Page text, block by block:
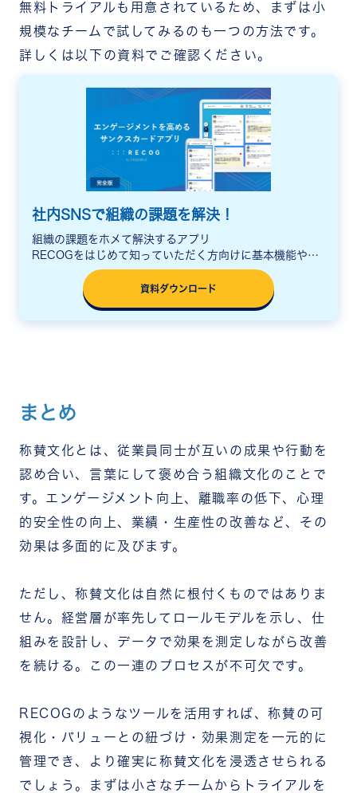
無料トライアルも用意されているため、まずは小
規模なチームで試してみるのも一つの方法です。
詳しくは以下の資料でご確認ください。
社内SNSで組織の課題を解決！
組織の課題をホメて解決するアプリ
RECOGをはじめて知っていただく方向けに基本機能や活
用シーン、料金をまとめた説明資料をご用意しています。
資料ダウンロード
まとめ
称賛文化とは、従業員同士が互いの成果や行動を
認め合い、言葉にして褒め合う組織文化のことで
す。エンゲージメント向上、離職率の低下、心理
的安全性の向上、業績・生産性の改善など、その
効果は多面的に及びます。
ただし、称賛文化は自然に根付くものではありま
せん。経営層が率先してロールモデルを示し、仕
組みを設計し、データで効果を測定しながら改善
を続ける。この一連のプロセスが不可欠です。
RECOGのようなツールを活用すれば、称賛の可
視化・バリューとの紐づけ・効果測定を一元的に
管理でき、より確実に称賛文化を浸透させられる
でしょう。まずは小さなチームからトライアルを